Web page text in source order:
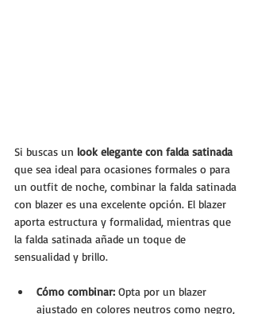
Si buscas un look elegante con falda satinada
que sea ideal para ocasiones formales o para
un outfit de noche, combinar la falda satinada
con blazer es una excelente opción. El blazer
aporta estructura y formalidad, mientras que
la falda satinada añade un toque de
sensualidad y brillo.
Cómo combinar: Opta por un blazer
ajustado en colores neutros como negro,